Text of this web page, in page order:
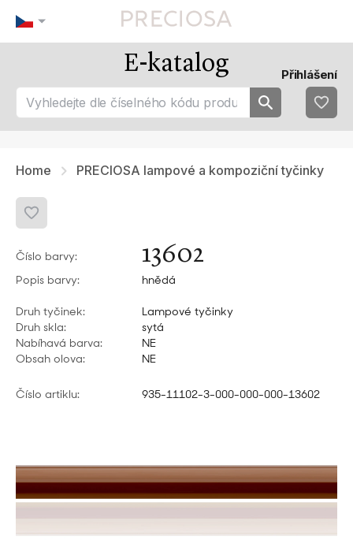
tip 1
tip 2
Nejoblíbenějsí
fav 1
fav 2
fav 5
E-katalog Přihlášení
Home PRECIOSA lampové a kompoziční tyčinky
Číslo barvy: 13602
Popis barvy: hnědá
Druh tyčinek:
Lampové tyčinky
Druh skla:
sytá
Nabíhavá barva:
NE
Obsah olova:
NE
Číslo artiklu: 935-11102-3-000-000-000-13602